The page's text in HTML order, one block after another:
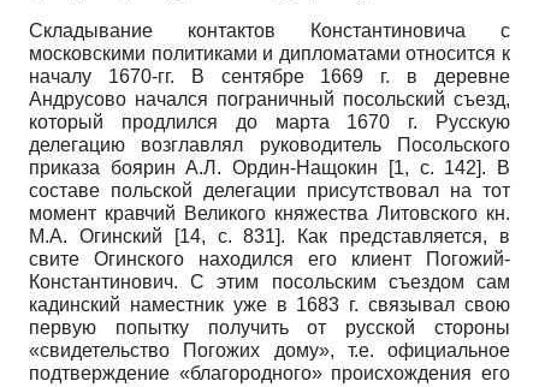
Складывание контактов Константиновича с
московскими политиками и дипломатами относится к
началу 1670-гг. В сентябре 1669 г. в деревне
Андрусово начался пограничный посольский съезд,
который продлился до марта 1670 г. Русскую
делегацию возглавлял руководитель Посольского
приказа боярин А.Л. Ордин-Нащокин
[1, с. 142]. В
составе польской делегации присутствовал на тот
момент кравчий Великого княжества Литовского кн.
М.А. Огинский
[14, с. 831]. Как представляется, в
свите Огинского находился его клиент Погожий-
Константинович. С этим посольским съездом сам
кадинский наместник уже в 1683 г. связывал свою
первую попытку получить от русской стороны
«свидетельство Погожих дому», т.е. официальное
подтверждение «благородного» происхождения его